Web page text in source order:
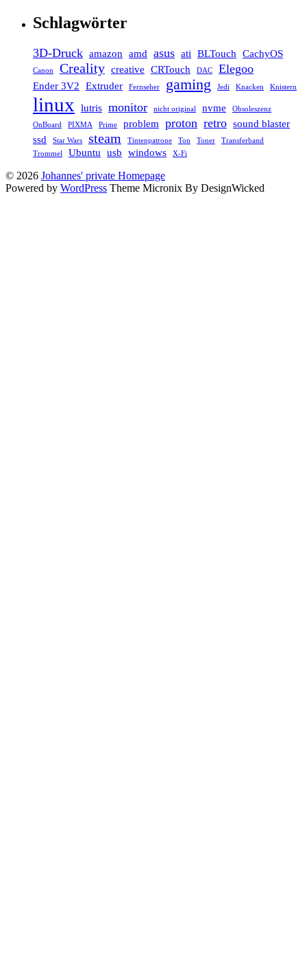
Schlagwörter
3D-Druck amazon amd asus ati BLTouch CachyOS
Canon Creality creative CRTouch DAC Elegoo
Ender 3V2 Extruder Fernseher gaming Jedi Knacken Knistern
linux lutris monitor nicht original nvme Obsoleszenz
OnBoard PIXMA Prime problem proton retro sound blaster
ssd
Star Wars steam Tintenpatrone Ton Toner
Transferband
Trommel
Ubuntu usb windows X-Fi
© 2026 Johannes' private Homepage
Powered by WordPress Theme Micronix By DesignWicked